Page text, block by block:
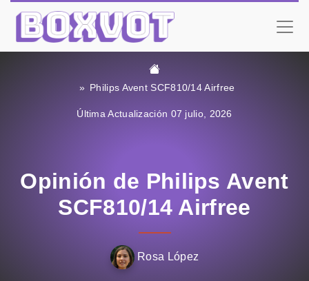
Philips Avent SCF810/14 Airfree
Última Actualización 07 julio, 2026
Opinión de Philips Avent
SCF810/14 Airfree
Rosa López